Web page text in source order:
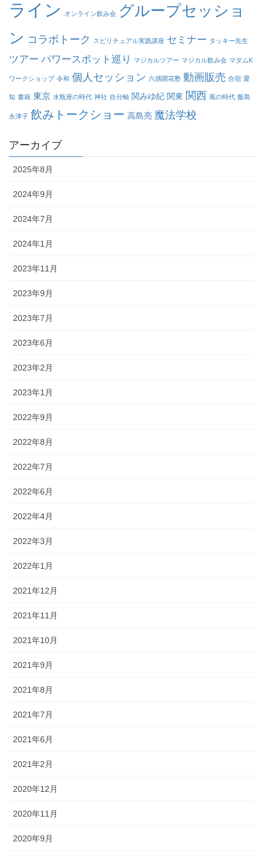
ライン
オンライン飲み会 グループセッショ
ン コラボトーク スピリチュアル実践講座 セミナー タッキー先生
ツアー パワースポット巡り マジカルツアー マジカル飲み会 マダムK
ワークショップ 令和 個人セッション 六感開花塾 動画販売 合宿 愛
知 書籍 東京 水瓶座の時代 神社 自分軸 関みゆ紀 関東 関西 風の時代 飯島
永津子 飲みトークショー 高島亮 魔法学校
アーカイブ
2025年8月
2024年9月
2024年7月
2024年1月
2023年11月
2023年9月
2023年7月
2023年6月
2023年2月
2023年1月
2022年9月
2022年8月
2022年7月
2022年6月
2022年4月
2022年3月
2022年1月
2021年12月
2021年11月
2021年10月
2021年9月
2021年8月
2021年7月
2021年6月
2021年2月
2020年12月
2020年11月
2020年9月